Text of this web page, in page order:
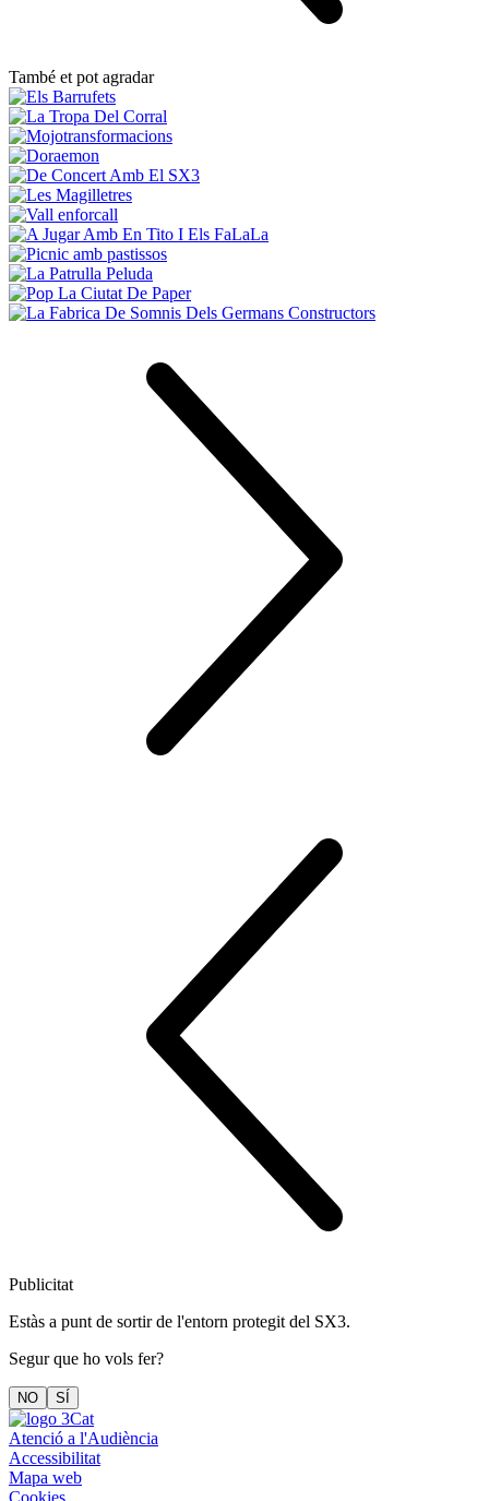
També et pot agradar
Publicitat
Estàs a punt de sortir de l'entorn protegit del SX3.
Segur que ho vols fer?
NO SÍ
Atenció a l'Audiència
Accessibilitat
Mapa web
Cookies